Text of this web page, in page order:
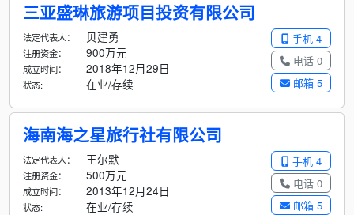
三亚盛琳旅游项目投资有限公司
手机 4
电话 0
邮箱 5
法定代表人： 贝建勇
注册资金： 900万元
成立时间： 2018年12月29日
状态: 在业/存续
海南海之星旅行社有限公司
手机 4
电话 0
邮箱 5
法定代表人： 王尔默
注册资金： 500万元
成立时间： 2013年12月24日
状态: 在业/存续